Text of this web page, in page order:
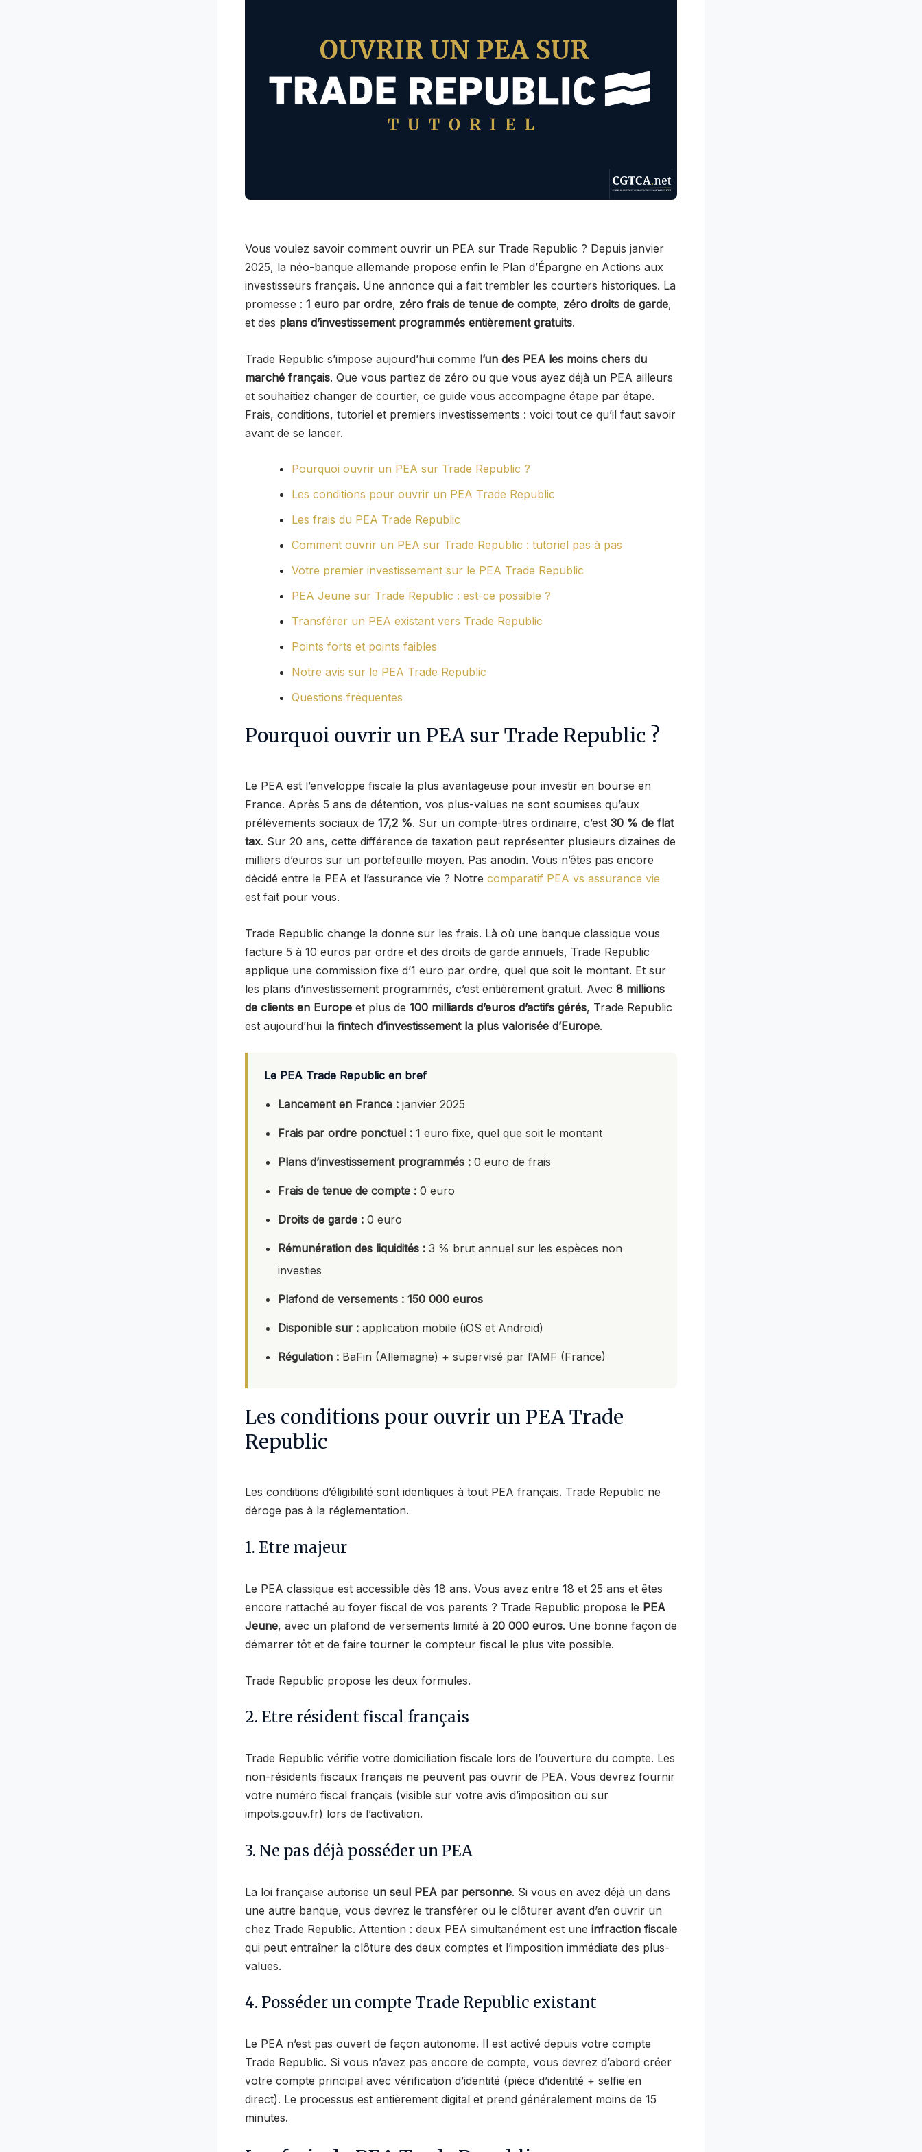
Vous voulez savoir comment ouvrir un PEA sur Trade Republic ? Depuis janvier
2025, la néo-banque allemande propose enfin le Plan d’Épargne en Actions aux
investisseurs français. Une annonce qui a fait trembler les courtiers historiques. La
promesse : 1 euro par ordre, zéro frais de tenue de compte, zéro droits de garde,
et des plans d’investissement programmés entièrement gratuits.
Trade Republic s’impose aujourd’hui comme l’un des PEA les moins chers du
marché français. Que vous partiez de zéro ou que vous ayez déjà un PEA ailleurs
et souhaitiez changer de courtier, ce guide vous accompagne étape par étape.
Frais, conditions, tutoriel et premiers investissements : voici tout ce qu’il faut savoir
avant de se lancer.
Pourquoi ouvrir un PEA sur Trade Republic ?
Les conditions pour ouvrir un PEA Trade Republic
Les frais du PEA Trade Republic
Comment ouvrir un PEA sur Trade Republic : tutoriel pas à pas
Votre premier investissement sur le PEA Trade Republic
PEA Jeune sur Trade Republic : est-ce possible ?
Transférer un PEA existant vers Trade Republic
Points forts et points faibles
Notre avis sur le PEA Trade Republic
Questions fréquentes
Pourquoi ouvrir un PEA sur Trade Republic ?
Le PEA est l’enveloppe fiscale la plus avantageuse pour investir en bourse en
France. Après 5 ans de détention, vos plus-values ne sont soumises qu’aux
prélèvements sociaux de 17,2 %. Sur un compte-titres ordinaire, c’est 30 % de flat
tax. Sur 20 ans, cette différence de taxation peut représenter plusieurs dizaines de
milliers d’euros sur un portefeuille moyen. Pas anodin. Vous n’êtes pas encore
décidé entre le PEA et l’assurance vie ? Notre comparatif PEA vs assurance vie
est fait pour vous.
Trade Republic change la donne sur les frais. Là où une banque classique vous
facture 5 à 10 euros par ordre et des droits de garde annuels, Trade Republic
applique une commission fixe d’1 euro par ordre, quel que soit le montant. Et sur
les plans d’investissement programmés, c’est entièrement gratuit. Avec 8 millions
de clients en Europe et plus de 100 milliards d’euros d’actifs gérés, Trade Republic
est aujourd’hui la fintech d’investissement la plus valorisée d’Europe.
Le PEA Trade Republic en bref
Lancement en France : janvier 2025
Frais par ordre ponctuel : 1 euro fixe, quel que soit le montant
Plans d’investissement programmés : 0 euro de frais
Frais de tenue de compte : 0 euro
Droits de garde : 0 euro
Rémunération des liquidités : 3 % brut annuel sur les espèces non
investies
Plafond de versements : 150 000 euros
Disponible sur : application mobile (iOS et Android)
Régulation : BaFin (Allemagne) + supervisé par l’AMF (France)
Les conditions pour ouvrir un PEA Trade
Republic
Les conditions d’éligibilité sont identiques à tout PEA français. Trade Republic ne
déroge pas à la réglementation.
1. Etre majeur
Le PEA classique est accessible dès 18 ans. Vous avez entre 18 et 25 ans et êtes
encore rattaché au foyer fiscal de vos parents ? Trade Republic propose le PEA
Jeune, avec un plafond de versements limité à 20 000 euros. Une bonne façon de
démarrer tôt et de faire tourner le compteur fiscal le plus vite possible.
Trade Republic propose les deux formules.
2. Etre résident fiscal français
Trade Republic vérifie votre domiciliation fiscale lors de l’ouverture du compte. Les
non-résidents fiscaux français ne peuvent pas ouvrir de PEA. Vous devrez fournir
votre numéro fiscal français (visible sur votre avis d’imposition ou sur
impots.gouv.fr) lors de l’activation.
3. Ne pas déjà posséder un PEA
La loi française autorise un seul PEA par personne. Si vous en avez déjà un dans
une autre banque, vous devrez le transférer ou le clôturer avant d’en ouvrir un
chez Trade Republic. Attention : deux PEA simultanément est une infraction fiscale
qui peut entraîner la clôture des deux comptes et l’imposition immédiate des plus-
values.
4. Posséder un compte Trade Republic existant
Le PEA n’est pas ouvert de façon autonome. Il est activé depuis votre compte
Trade Republic. Si vous n’avez pas encore de compte, vous devrez d’abord créer
votre compte principal avec vérification d’identité (pièce d’identité + selfie en
direct). Le processus est entièrement digital et prend généralement moins de 15
minutes.